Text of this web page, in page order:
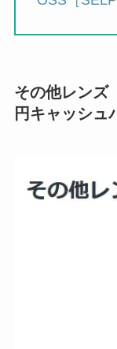
その他レンズ
円キャッシュ